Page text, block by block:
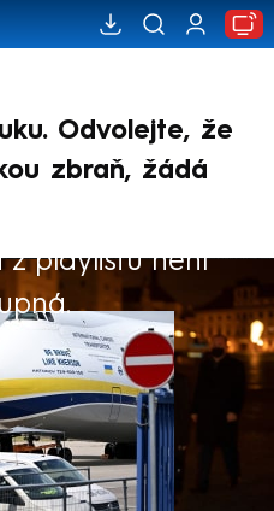
Odvolejte, že
zbraň, žádá
playlistu není